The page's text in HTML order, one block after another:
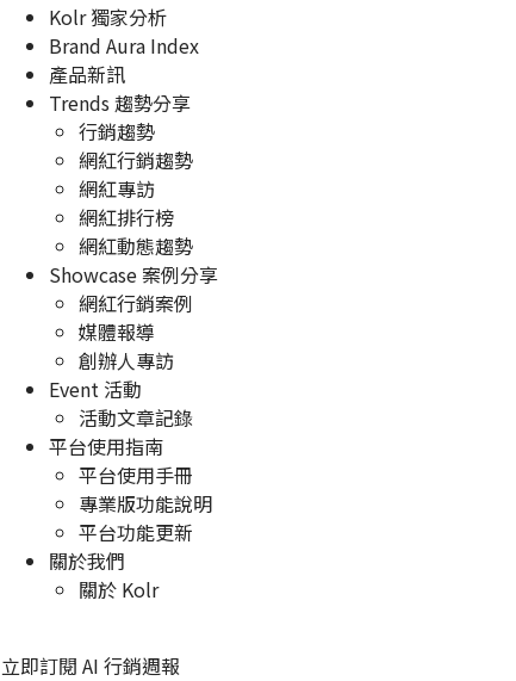
Kolr 獨家分析
Brand Aura Index
產品新訊
Trends 趨勢分享
行銷趨勢
網紅行銷趨勢
網紅專訪
網紅排行榜
網紅動態趨勢
Showcase 案例分享
網紅行銷案例
媒體報導
創辦人專訪
Event 活動
活動文章記錄
平台使用指南
平台使用手冊
專業版功能說明
平台功能更新
關於我們
關於 Kolr
立即訂閱 AI 行銷週報